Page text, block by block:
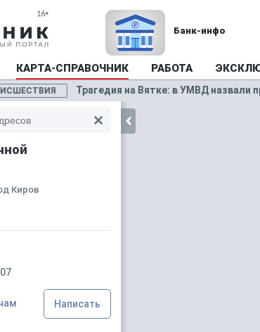
Банк-инфо
КАРТА-СПРАВОЧНИК РАБОТА
Трагедия на Вятке: в УМВД назвали
Киров
Написать